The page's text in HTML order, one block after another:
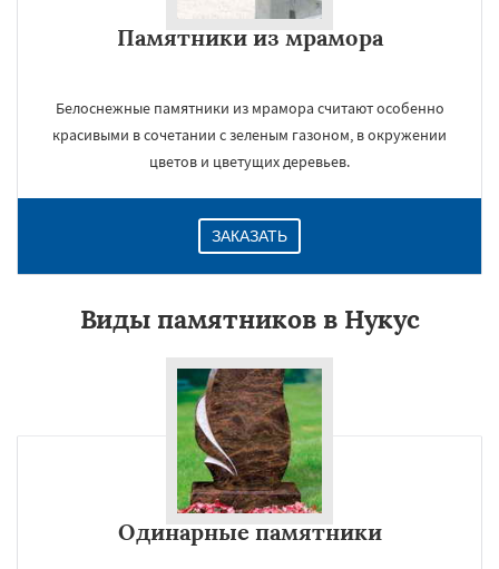
Памятники из мрамора
Белоснежные памятники из мрамора считают особенно
красивыми в сочетании с зеленым газоном, в окружении
цветов и цветущих деревьев.
ЗАКАЗАТЬ
Виды памятников в Нукус
Одинарные памятники